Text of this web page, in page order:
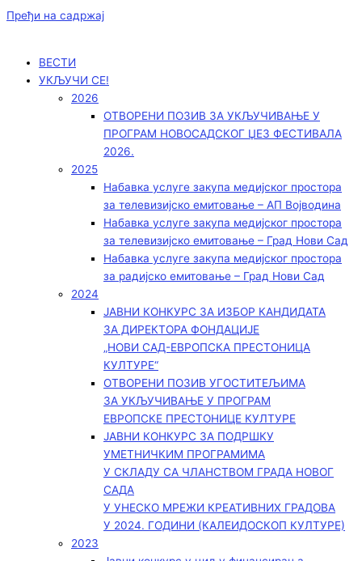
Пређи на садржај
ВЕСТИ
УКЉУЧИ СЕ!
2026
ОТВОРЕНИ ПОЗИВ ЗА УКЉУЧИВАЊЕ У
ПРОГРАМ НОВОСАДСКОГ ЏЕЗ ФЕСТИВАЛА
2026.
2025
Набавка услуге закупа медијског простора
за телевизијско емитовање – АП Војводинa
Набавка услуге закупа медијског простора
за телевизијско емитовање – Град Нови Сад
Набавка услуге закупа медијског простора
за радијско емитовање – Град Нови Сад
2024
ЈАВНИ КОНКУРС ЗА ИЗБОР КАНДИДАТА
ЗА ДИРЕКТОРА ФОНДАЦИЈЕ
„НОВИ САД-ЕВРОПСКА ПРЕСТОНИЦА
КУЛТУРЕ“
ОТВОРЕНИ ПОЗИВ УГОСТИТЕЉИМА
ЗА УКЉУЧИВАЊЕ У ПРОГРАМ
ЕВРОПСКЕ ПРЕСТОНИЦЕ КУЛТУРЕ
ЈАВНИ КОНКУРС ЗА ПОДРШКУ
УМЕТНИЧКИМ ПРОГРАМИМА
У СКЛАДУ СА ЧЛАНСТВОМ ГРАДА НОВОГ
САДА
У УНЕСКО МРЕЖИ КРЕАТИВНИХ ГРАДОВА
У 2024. ГОДИНИ (КАЛЕИДОСКОП КУЛТУРЕ)
2023